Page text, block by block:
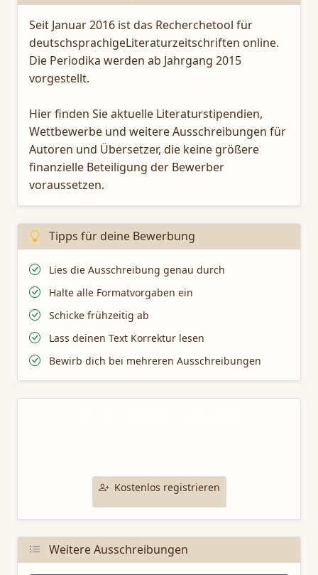
Seit Januar 2016 ist das Recherchetool für
deutschsprachigeLiteraturzeitschriften online.
Die Periodika werden ab Jahrgang 2015
vorgestellt.
Hier finden Sie aktuelle Literaturstipendien,
Wettbewerbe und weitere Ausschreibungen für
Autoren und Übersetzer, die keine größere
finanzielle Beteiligung der Bewerber
voraussetzen.
Tipps für deine Bewerbung
Lies die Ausschreibung genau durch
Halte alle Formatvorgaben ein
Schicke frühzeitig ab
Lass deinen Text Korrektur lesen
Bewirb dich bei mehreren Ausschreibungen
Kostenlos registrieren
Weitere Ausschreibungen